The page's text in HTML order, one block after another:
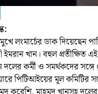
লংমার্চের ডাক দিয়েছেন
ইমরান খান। বহুল প্রতীক্ষিত
কর্মী ও সমর্থকদের
পিটিআইয়ের মূল কমিটির